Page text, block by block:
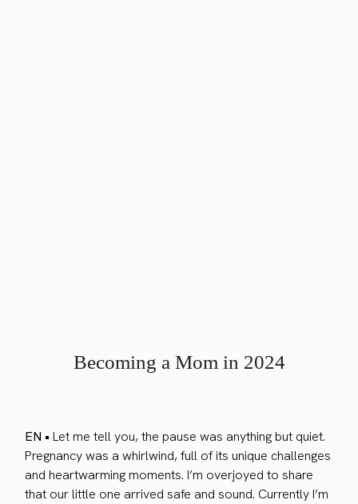
Becoming a Mom in 2024
EN • Let me tell you, the pause was anything but quiet.
Pregnancy was a whirlwind, full of its unique challenges
and heartwarming moments. I’m overjoyed to share
that our little one arrived safe and sound. Currently I’m